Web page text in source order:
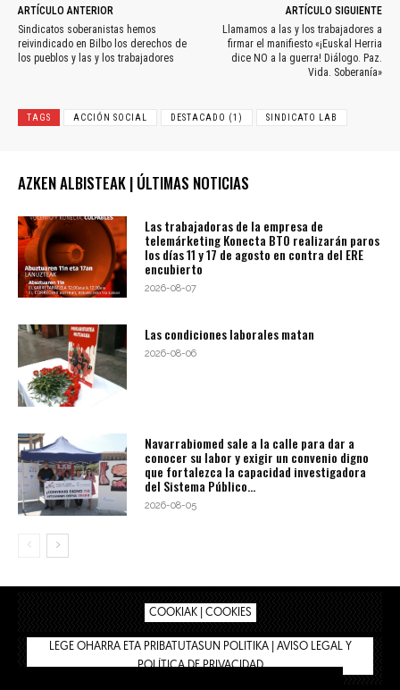
ARTÍCULO ANTERIOR
Sindicatos soberanistas hemos
reivindicado en Bilbo los derechos de
los pueblos y las y los trabajadores
ARTÍCULO SIGUIENTE
Llamamos a las y los trabajadores a
firmar el manifiesto «¡Euskal Herria
dice NO a la guerra! Diálogo. Paz.
Vida. Soberanía»
TAGS ACCIÓN SOCIAL DESTACADO (1) SINDICATO LAB
AZKEN ALBISTEAK | ÚLTIMAS NOTICIAS
Las trabajadoras de la empresa de
telemárketing Konecta BTO realizarán paros
los días 11 y 17 de agosto en contra del ERE
encubierto
2026-08-07
Las condiciones laborales matan
2026-08-06
Navarrabiomed sale a la calle para dar a
conocer su labor y exigir un convenio digno
que fortalezca la capacidad investigadora
del Sistema Público...
2026-08-05
COOKIAK | COOKIES
LEGE OHARRA ETA PRIBATUTASUN POLITIKA | AVISO LEGAL Y
POLÍTICA DE PRIVACIDAD